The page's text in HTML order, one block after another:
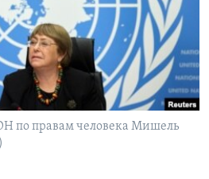
по правам человека Мишель